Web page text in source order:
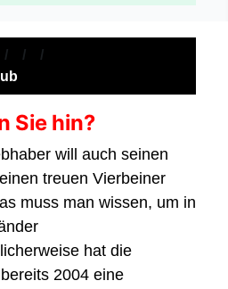
Sie hin?
will auch seinen
treuen Vierbeiner
muss man wissen, um in
hat die
2004 eine